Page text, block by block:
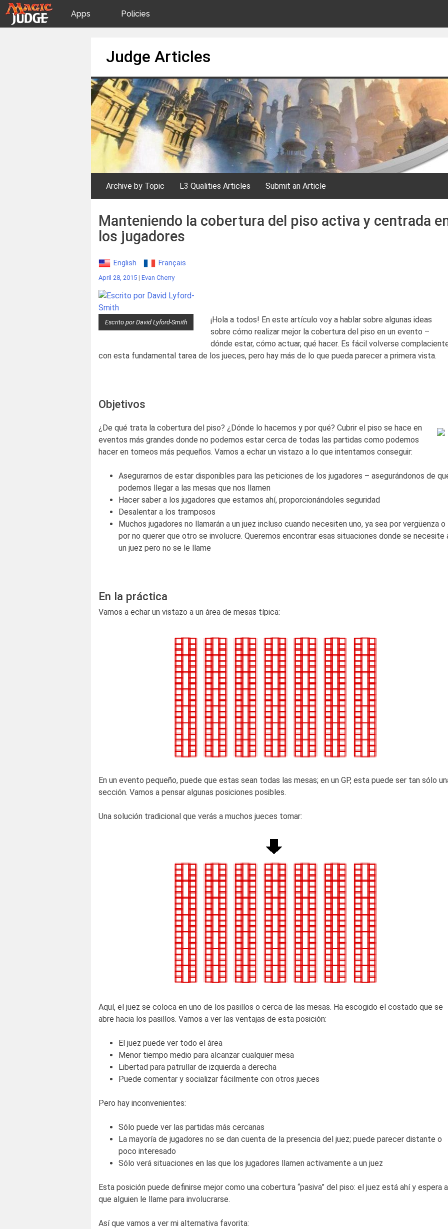
Apps
Judges
Policies
JAR
Judge Articles
Archive by Topic L3 Qualities Articles Submit an Article
Manteniendo la cobertura del piso activa y centrada
los jugadores
English Français
April 28, 2015 | Evan Cherry
Escrito por David Lyford-Smith
¡Hola a todos! En este artículo voy a hablar sobre algunas ideas
sobre cómo realizar mejor la cobertura del piso en un evento –
dónde estar, cómo actuar, qué hacer. Es fácil volverse
con esta fundamental tarea de los jueces, pero hay más de lo que pueda parecer a primera vista.
Objetivos
¿De qué trata la cobertura del piso? ¿Dónde lo hacemos y por qué? Cubrir el piso se hace en
eventos más grandes donde no podemos estar cerca de todas las partidas como podemos
hacer en torneos más pequeños. Vamos a echar un vistazo a lo que intentamos conseguir:
Asegurarnos de estar disponibles para las peticiones de los jugadores – asegurándonos de
podemos llegar a las mesas que nos llamen
Hacer saber a los jugadores que estamos ahí, proporcionándoles seguridad
Desalentar a los tramposos
Muchos jugadores no llamarán a un juez incluso cuando necesiten uno, ya sea por vergüenza o
por no querer que otro se involucre. Queremos encontrar esas situaciones donde se necesite
un juez pero no se le llame
En la práctica
Vamos a echar un vistazo a un área de mesas típica:
En un evento pequeño, puede que estas sean todas las mesas; en un GP, esta puede ser tan sólo
sección. Vamos a pensar algunas posiciones posibles.
Una solución tradicional que verás a muchos jueces tomar:
Aquí, el juez se coloca en uno de los pasillos o cerca de las mesas. Ha escogido el costado que se
abre hacia los pasillos. Vamos a ver las ventajas de esta posición:
El juez puede ver todo el área
Menor tiempo medio para alcanzar cualquier mesa
Libertad para patrullar de izquierda a derecha
Puede comentar y socializar fácilmente con otros jueces
Pero hay inconvenientes:
Sólo puede ver las partidas más cercanas
La mayoría de jugadores no se dan cuenta de la presencia del juez; puede parecer distante o
poco interesado
Sólo verá situaciones en las que los jugadores llamen activamente a un juez
Esta posición puede definirse mejor como una cobertura “pasiva” del piso: el juez está ahí y espera a
que alguien le llame para involucrarse.
Así que vamos a ver mi alternativa favorita: